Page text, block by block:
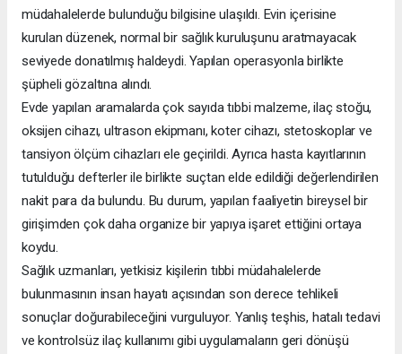
müdahalelerde bulunduğu bilgisine ulaşıldı. Evin içerisine
kurulan düzenek, normal bir sağlık kuruluşunu aratmayacak
seviyede donatılmış haldeydi. Yapılan operasyonla birlikte
şüpheli gözaltına alındı.
Evde yapılan aramalarda çok sayıda tıbbi malzeme, ilaç stoğu,
oksijen cihazı, ultrason ekipmanı, koter cihazı, stetoskoplar ve
tansiyon ölçüm cihazları ele geçirildi. Ayrıca hasta kayıtlarının
tutulduğu defterler ile birlikte suçtan elde edildiği değerlendirilen
nakit para da bulundu. Bu durum, yapılan faaliyetin bireysel bir
girişimden çok daha organize bir yapıya işaret ettiğini ortaya
koydu.
Sağlık uzmanları, yetkisiz kişilerin tıbbi müdahalelerde
bulunmasının insan hayatı açısından son derece tehlikeli
sonuçlar doğurabileceğini vurguluyor. Yanlış teşhis, hatalı tedavi
ve kontrolsüz ilaç kullanımı gibi uygulamaların geri dönüşü